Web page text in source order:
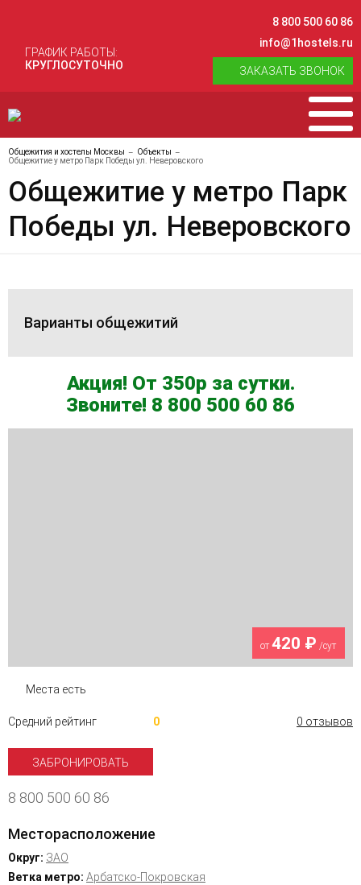
ГРАФИК РАБОТЫ:
КРУГЛОСУТОЧНО
8 800 500 60 86
info@1hostels.ru
ЗАКАЗАТЬ ЗВОНОК
Общежития и хостелы Москвы
Объекты
Общежитие у метро Парк Победы ул. Неверовского
Общежитие у метро Парк
Победы ул. Неверовского
Варианты общежитий
Акция! От 350р за сутки.
Звоните! 8 800 500 60 86
от420 ₽ /сут
Места есть
Средний рейтинг 0 0 отзывов
ЗАБРОНИРОВАТЬ
8 800 500 60 86
Месторасположение
Округ: ЗАО
Ветка метро: Арбатско-Покровская